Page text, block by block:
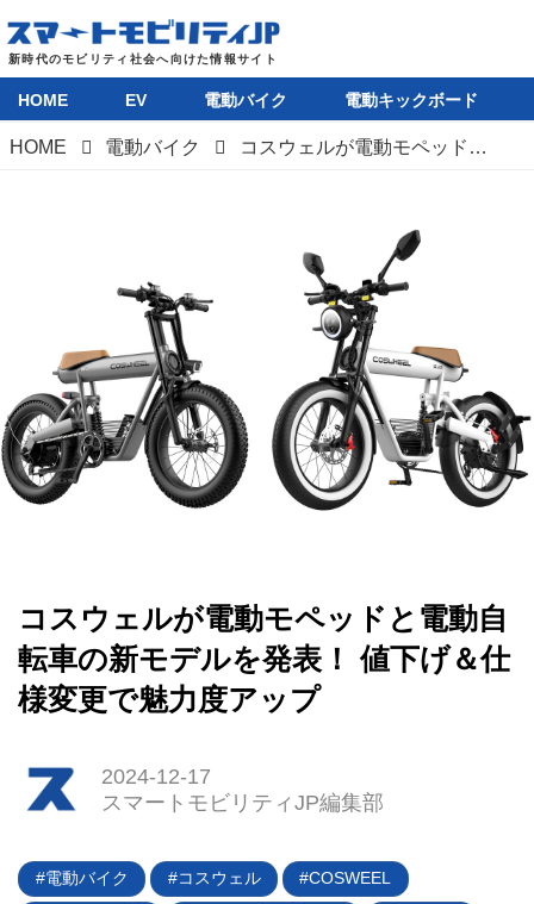
HOME EV 電動バイク 電動キックボード
HOME 電動バイク コスウェルが電動モペッドと電動自転車の新モデルを発表！ 値下げ＆仕様変更で魅力度アップ
コスウェルが電動モペッドと電動自
転車の新モデルを発表！ 値下げ＆仕
様変更で魅力度アップ
2024-12-17
スマートモビリティJP編集部
電動バイク コスウェル COSWEEL